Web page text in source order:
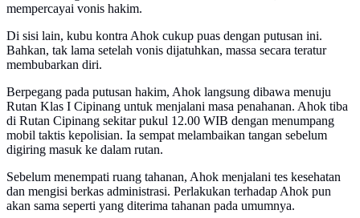
mempercayai vonis hakim.
Di sisi lain, kubu kontra Ahok cukup puas dengan putusan ini.
Bahkan, tak lama setelah vonis dijatuhkan, massa secara teratur
membubarkan diri.
Berpegang pada putusan hakim, Ahok langsung dibawa menuju
Rutan Klas I Cipinang untuk menjalani masa penahanan. Ahok tiba
di Rutan Cipinang sekitar pukul 12.00 WIB dengan menumpang
mobil taktis kepolisian. Ia sempat melambaikan tangan sebelum
digiring masuk ke dalam rutan.
Sebelum menempati ruang tahanan, Ahok menjalani tes kesehatan
dan mengisi berkas administrasi. Perlakukan terhadap Ahok pun
akan sama seperti yang diterima tahanan pada umumnya.